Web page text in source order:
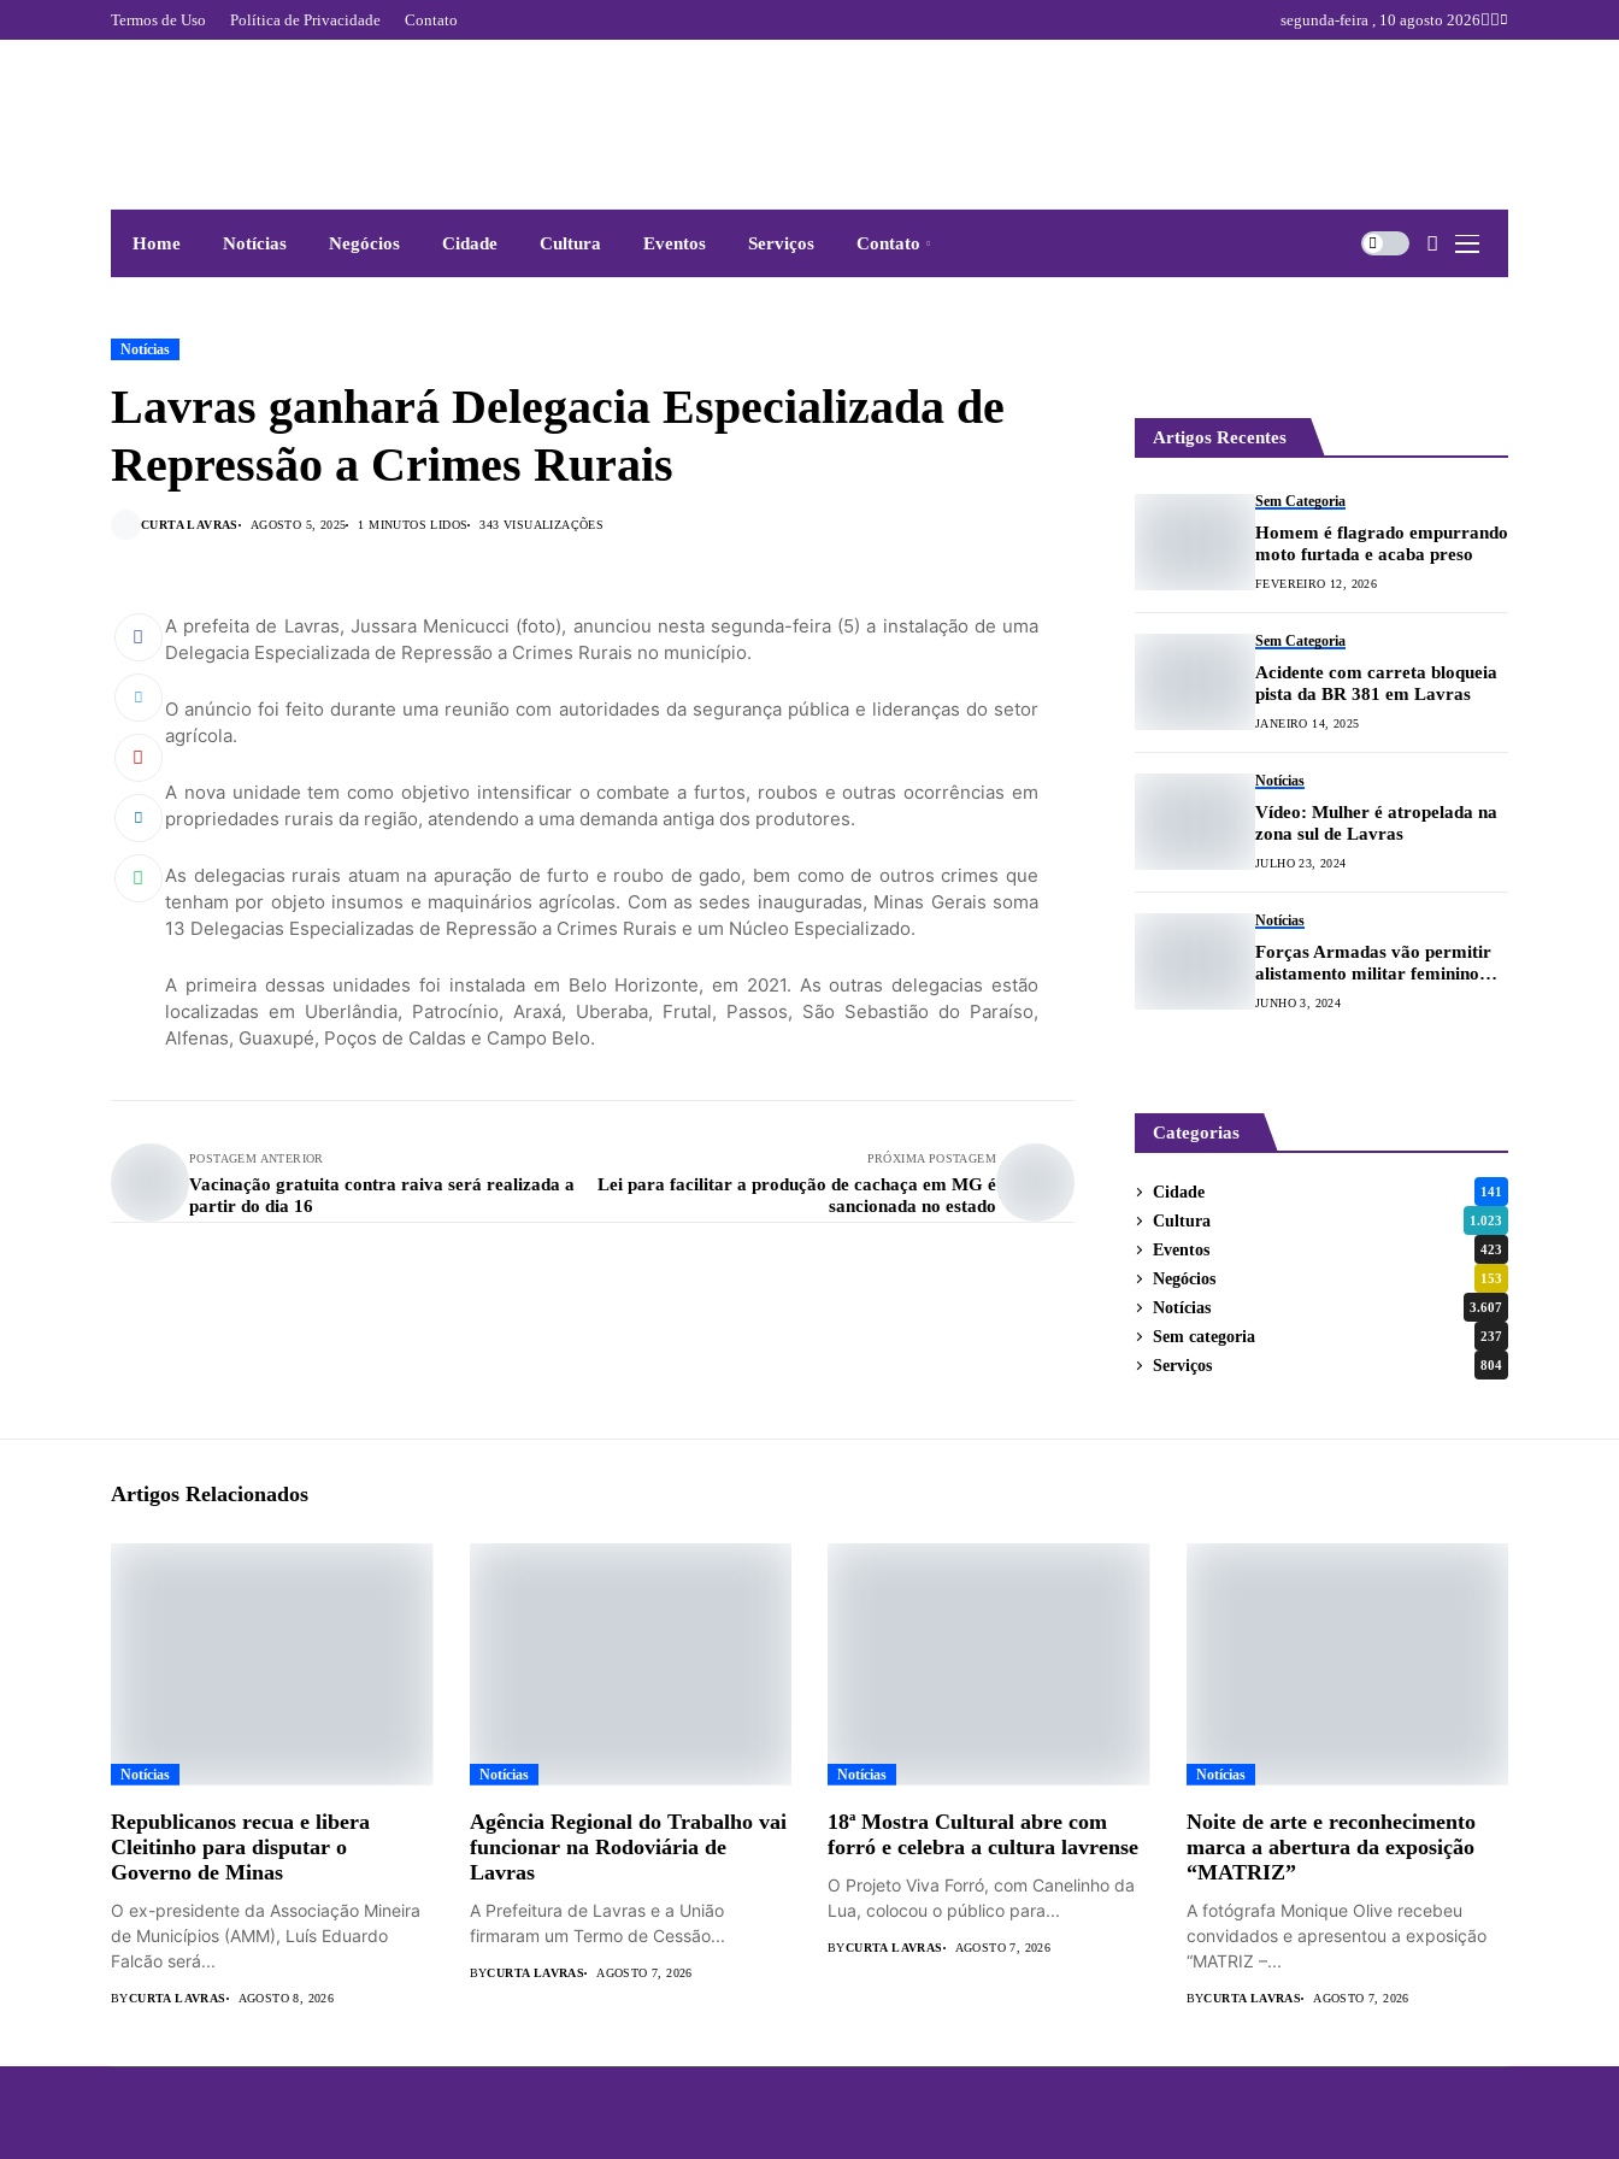
Termos de Uso Política de Privacidade Contato segunda-feira , 10 agosto 2026
Home Notícias Negócios Cidade Cultura Eventos Serviços Contato
Notícias
Lavras ganhará Delegacia Especializada de
Repressão a Crimes Rurais
CURTA LAVRAS AGOSTO 5, 2025 1 MINUTOS LIDOS 343 VISUALIZAÇÕES
A prefeita de Lavras, Jussara Menicucci (foto), anunciou nesta segunda-feira (5) a instalação de uma
Delegacia Especializada de Repressão a Crimes Rurais no município.
O anúncio foi feito durante uma reunião com autoridades da segurança pública e lideranças do setor
agrícola.
A nova unidade tem como objetivo intensificar o combate a furtos, roubos e outras ocorrências em
propriedades rurais da região, atendendo a uma demanda antiga dos produtores.
As delegacias rurais atuam na apuração de furto e roubo de gado, bem como de outros crimes que
tenham por objeto insumos e maquinários agrícolas. Com as sedes inauguradas, Minas Gerais soma
13 Delegacias Especializadas de Repressão a Crimes Rurais e um Núcleo Especializado.
A primeira dessas unidades foi instalada em Belo Horizonte, em 2021. As outras delegacias estão
localizadas em Uberlândia, Patrocínio, Araxá, Uberaba, Frutal, Passos, São Sebastião do Paraíso,
Alfenas, Guaxupé, Poços de Caldas e Campo Belo.
POSTAGEM ANTERIOR
Vacinação gratuita contra raiva será realizada a
partir do dia 16
PRÓXIMA POSTAGEM
Lei para facilitar a produção de cachaça em MG é
sancionada no estado
Artigos Recentes
Sem Categoria
Homem é flagrado empurrando
moto furtada e acaba preso
FEVEREIRO 12, 2026
Sem Categoria
Acidente com carreta bloqueia
pista da BR 381 em Lavras
JANEIRO 14, 2025
Notícias
Vídeo: Mulher é atropelada na
zona sul de Lavras
JULHO 23, 2024
Notícias
Forças Armadas vão permitir
alistamento militar feminino
pela 1ª vez na história
JUNHO 3, 2024
Categorias
Cidade 141
Cultura 1.023
Eventos 423
Negócios 153
Notícias 3.607
Sem categoria 237
Serviços 804
Artigos Relacionados
Notícias
Republicanos recua e libera
Cleitinho para disputar o
Governo de Minas
O ex-presidente da Associação Mineira
de Municípios (AMM), Luís Eduardo
Falcão será...
BYCURTA LAVRAS AGOSTO 8, 2026
Notícias
Agência Regional do Trabalho vai
funcionar na Rodoviária de
Lavras
A Prefeitura de Lavras e a União
firmaram um Termo de Cessão...
BYCURTA LAVRAS AGOSTO 7, 2026
Notícias
18ª Mostra Cultural abre com
forró e celebra a cultura lavrense
O Projeto Viva Forró, com Canelinho da
Lua, colocou o público para...
BYCURTA LAVRAS AGOSTO 7, 2026
Notícias
Noite de arte e reconhecimento
marca a abertura da exposição
“MATRIZ”
A fotógrafa Monique Olive recebeu
convidados e apresentou a exposição
“MATRIZ –...
BYCURTA LAVRAS AGOSTO 7, 2026